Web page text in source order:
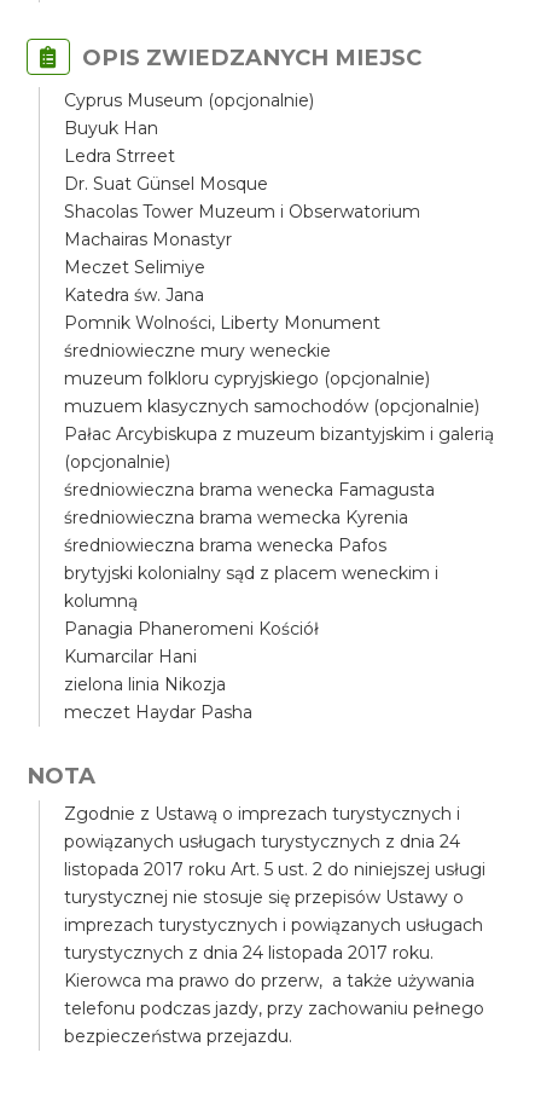
OPIS ZWIEDZANYCH MIEJSC
Cyprus Museum (opcjonalnie)
Buyuk Han
Ledra Strreet
Dr. Suat Günsel Mosque
Shacolas Tower Muzeum i Obserwatorium
Machairas Monastyr
Meczet Selimiye
Katedra św. Jana
Pomnik Wolności, Liberty Monument
średniowieczne mury weneckie
muzeum folkloru cypryjskiego (opcjonalnie)
muzuem klasycznych samochodów (opcjonalnie)
Pałac Arcybiskupa z muzeum bizantyjskim i galerią
(opcjonalnie)
średniowieczna brama wenecka Famagusta
średniowieczna brama wemecka Kyrenia
średniowieczna brama wenecka Pafos
brytyjski kolonialny sąd z placem weneckim i
kolumną
Panagia Phaneromeni Kościół
Kumarcilar Hani
zielona linia Nikozja
meczet Haydar Pasha
NOTA
Zgodnie z Ustawą o imprezach turystycznych i
powiązanych usługach turystycznych z dnia 24
listopada 2017 roku Art. 5 ust. 2 do niniejszej usługi
turystycznej nie stosuje się przepisów Ustawy o
imprezach turystycznych i powiązanych usługach
turystycznych z dnia 24 listopada 2017 roku.
Kierowca ma prawo do przerw, a także używania
telefonu podczas jazdy, przy zachowaniu pełnego
bezpieczeństwa przejazdu.